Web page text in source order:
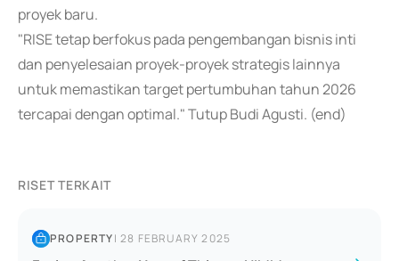
proyek baru.
"RISE tetap berfokus pada pengembangan bisnis inti
dan penyelesaian proyek-proyek strategis lainnya
untuk memastikan target pertumbuhan tahun 2026
tercapai dengan optimal." Tutup Budi Agusti. (end)
RISET TERKAIT
PROPERTY|28 FEBRUARY 2025